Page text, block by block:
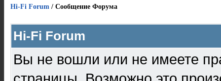
Hi-Fi Forum / Сообщение Форума
Hi-Fi Forum
Вы не вошли или не имеете